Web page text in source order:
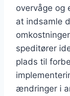
overvåge og
at indsamle
speditører
plads til
ændringer i